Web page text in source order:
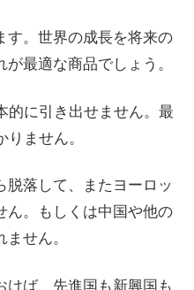
す。世界の成長を将来の
最適な商品でしょう。
的に引き出せません。最
ません。
落して、またヨーロッ
ん。もしくは中国や他の
せん。
けば、先進国も新興国も